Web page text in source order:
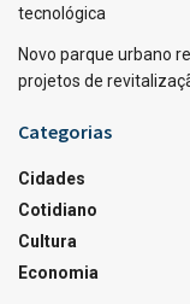
tecnológica
Novo parque urbano
projetos de
Categorias
Cidades
Cotidiano
Cultura
Economia